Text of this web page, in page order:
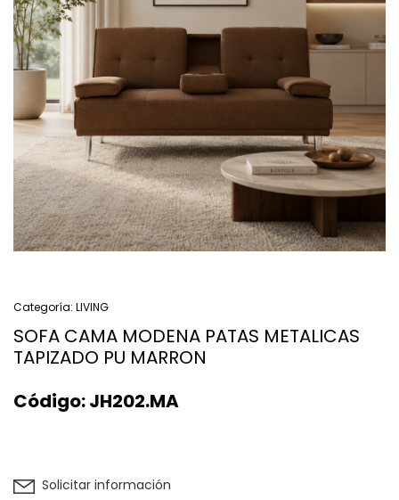
Categoría: LIVING
SOFA CAMA MODENA PATAS METALICAS
TAPIZADO PU MARRON
Código:JH202.MA
Solicitar información